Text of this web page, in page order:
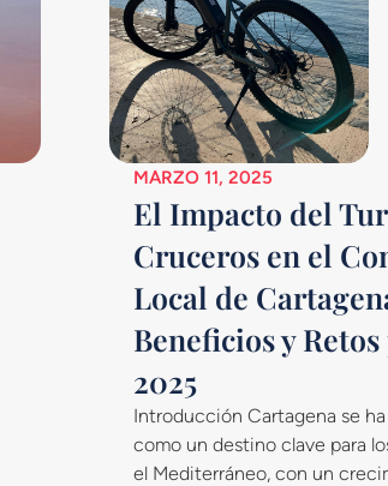
MARZO 11, 2025
El Impacto del
Cruceros en el
Local de
Beneficios y Retos
2025
Introducción Cartagena se
como un destino clave para
el Mediterráneo, con un